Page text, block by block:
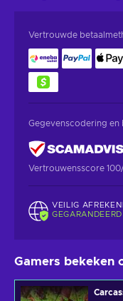
Vertrouwde
Gegevenscodering en
Vertrouwensscore
VEILIG
GEGARANDEERD
Gamers bekeken